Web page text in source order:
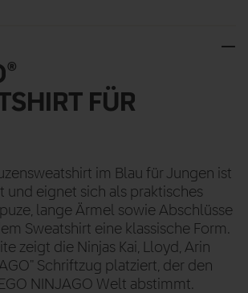
FÜR
im Blau für Jungen ist
und eignet sich als praktisches
lange Ärmel sowie Abschlüsse
Sweatshirt eine klassische Form.
zeigt die Ninjas Kai, Lloyd, Arin
Schriftzug platziert, der den
NINJAGO Welt abstimmt.